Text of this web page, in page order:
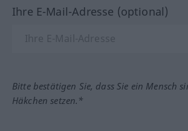
Ihre E-Mail-Adresse (optional)
Bitte bestätigen Sie, dass Sie ein Mensch
Häkchen setzen.*